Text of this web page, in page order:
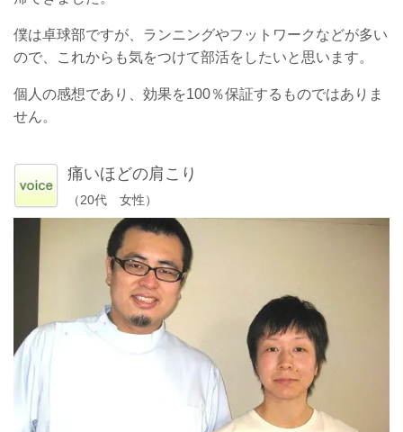
僕は卓球部ですが、ランニングやフットワークなどが多い
ので、これからも気をつけて部活をしたいと思います。
個人の感想であり、効果を100％保証するものではありま
せん。
痛いほどの肩こり
（20代 女性）